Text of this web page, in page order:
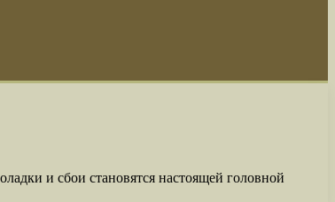
и сбои становятся настоящей головной